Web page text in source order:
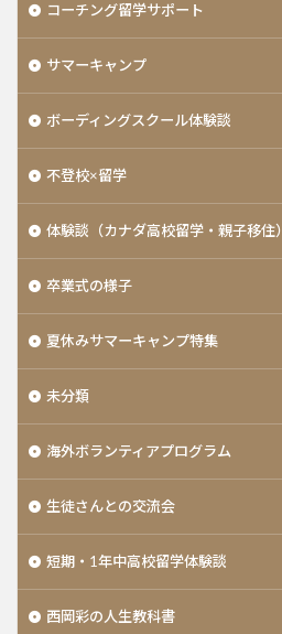
コーチング留学サポート
サマーキャンプ
ボーディングスクール体験談
不登校×留学
体験談（カナダ高校留学・親子移住）
卒業式の様子
夏休みサマーキャンプ特集
未分類
海外ボランティアプログラム
生徒さんとの交流会
短期・1年中高校留学体験談
西岡彩の人生教科書